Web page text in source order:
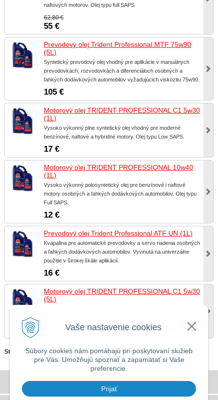
Vaše nastavenie cookies
Súbory cookies nám pomáhajú pri poskytovaní služieb
pre Vás. Umožňujú spoznať a zapamätať si Vaše
preferencie.
Prijať
naftových motorov. Olej typu full SAPS.
62,80 €
55 €
Prevodový olej Trident Professional MTF 75w90
(5L)
Syntetický prevodový olej vhodný pre aplikácie v manuálnych
prevodovkách, rozvodovkách a diferenciáloch osobných a
ľahkých dodávkových automobilov vyžadujúcich viskozitu 75w90.
105 €
Motorový olej TRIDENT PROFESSIONAL C1 5w30
(1L)
Vysoko výkonný plne syntetický olej vhodný pre moderné
benzínové, naftové a hybridné motory. Olej typu Low SAPS.
17 €
Motorový olej TRIDENT PROFESSIONAL 10w40
(1L)
Vysoko výkonný polosyntetický olej pre benzínové i naftové
motory osobných a ľahkých dodávkových automobilov. Olej typu
Full SAPS.
12 €
Prevodový olej Trident Professional ATF UN (1L)
Kvapalina pre automatické prevodovky a servo riadenia osobných
a ľahkých dodávkových automobilov. Vyvinutá na univerzálne
použitie v širokej škále aplikácií.
16 €
Motorový olej TRIDENT PROFESSIONAL C1 5w30
(5L)
Stránky: 1 2
Všeobecné obchodné podmienky